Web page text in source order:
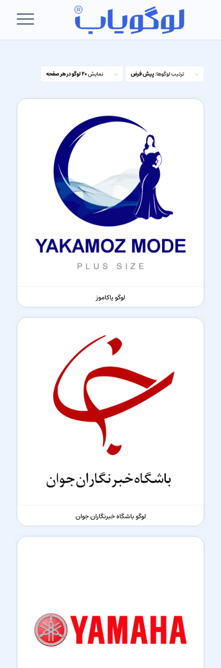
ترتیب لوگوها:پیش فرض نمایش20 لوگو در هر صفحه
لوگو یاکاموز
لوگو باشگاه خبرنگاران جوان